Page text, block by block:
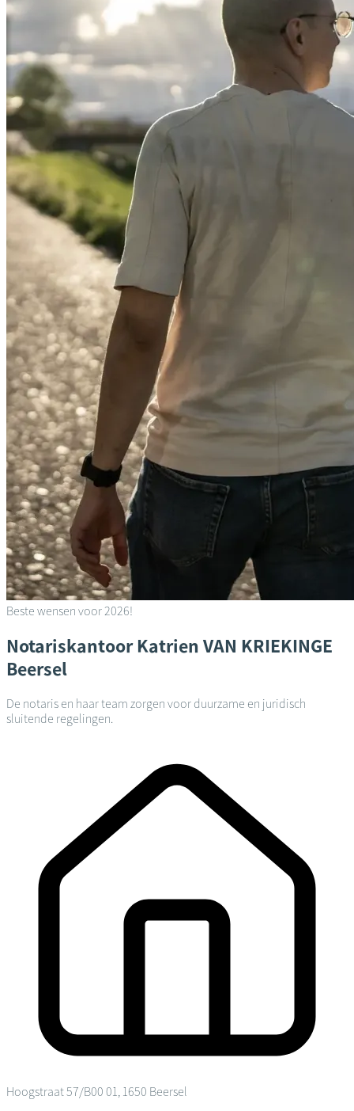
Beste wensen voor 2026!
Notariskantoor Katrien VAN KRIEKINGE
Beersel
De notaris en haar team zorgen voor duurzame en juridisch
sluitende regelingen.
Hoogstraat 57/B00 01, 1650 Beersel